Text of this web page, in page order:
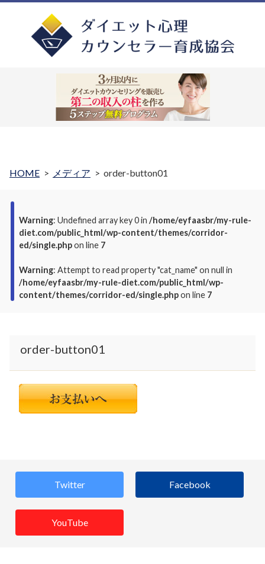
HOME メディア order-button01
Warning: Undefined array key 0 in/home/eyfaasbr/my-rule-
diet.com/public_html/wp-content/themes/corridor-
ed/single.phpon line 7
Warning: Attempt to read property "cat_name" on null in
/home/eyfaasbr/my-rule-diet.com/public_html/wp-
content/themes/corridor-ed/single.phpon line 7
order-button01
Twitter Facebook
YouTube